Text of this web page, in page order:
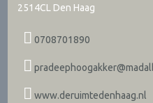
2514CL Den Haag
0708701890
www.deruimtedenhaag.nl